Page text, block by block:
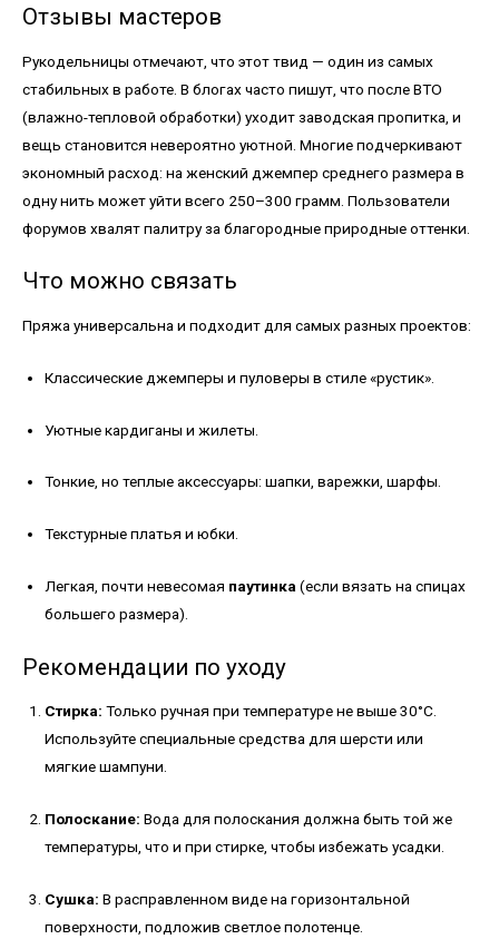
Отзывы мастеров
Рукодельницы отмечают, что этот твид — один из самых
стабильных в работе. В блогах часто пишут, что после ВТО
(влажно-тепловой обработки) уходит заводская пропитка, и
вещь становится невероятно уютной. Многие подчеркивают
экономный расход: на женский джемпер среднего размера в
одну нить может уйти всего 250–300 грамм. Пользователи
форумов хвалят палитру за благородные природные оттенки.
Что можно связать
Пряжа универсальна и подходит для самых разных проектов:
Классические джемперы и пуловеры в стиле «рустик».
Уютные кардиганы и жилеты.
Тонкие, но теплые аксессуары: шапки, варежки, шарфы.
Текстурные платья и юбки.
Легкая, почти невесомая паутинка (если вязать на спицах
большего размера).
Рекомендации по уходу
Стирка: Только ручная при температуре не выше 30°C.
Используйте специальные средства для шерсти или
мягкие шампуни.
Полоскание: Вода для полоскания должна быть той же
температуры, что и при стирке, чтобы избежать усадки.
Сушка: В расправленном виде на горизонтальной
поверхности, подложив светлое полотенце.